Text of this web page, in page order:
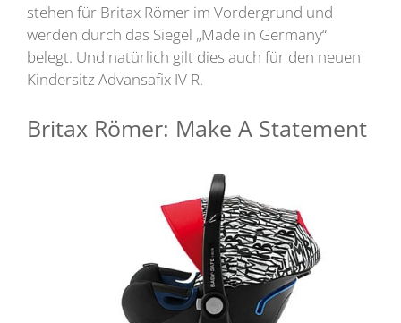
stehen für Britax Römer im Vordergrund und
werden durch das Siegel „Made in Germany“
belegt. Und natürlich gilt dies auch für den neuen
Kindersitz Advansafix IV R.
Britax Römer: Make A Statement